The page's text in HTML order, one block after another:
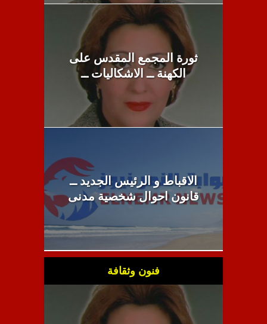
ثورة المجمع المقدس على
الكهنة ــ الاشكاليات ــ
الاقباط و الرئيس الجديد ــ
قانون احوال شخصية مدنى
فنون وثقافة